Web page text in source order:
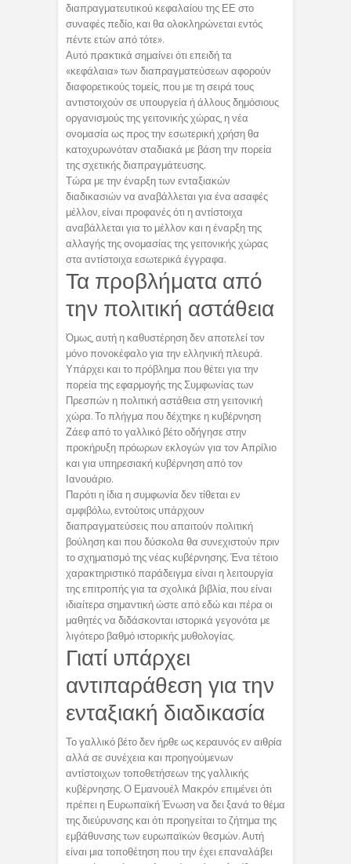
διαπραγματευτικού κεφαλαίου της ΕΕ στο
συναφές πεδίο, και θα ολοκληρώνεται εντός
πέντε ετών από τότε».
Αυτό πρακτικά σημαίνει ότι επειδή τα
«κεφάλαια» των διαπραγματεύσεων αφορούν
διαφορετικούς τομείς, που με τη σειρά τους
αντιστοιχούν σε υπουργεία ή άλλους δημόσιους
οργανισμούς της γειτονικής χώρας, η νέα
ονομασία ως προς την εσωτερική χρήση θα
κατοχυρωνόταν σταδιακά με βάση την πορεία
της σχετικής διαπραγμάτευσης.
Τώρα με την έναρξη των ενταξιακών
διαδικασιών να αναβάλλεται για ένα ασαφές
μέλλον, είναι προφανές ότι η αντίστοιχα
αναβάλλεται για το μέλλον και η έναρξη της
αλλαγής της ονομασίας της γειτονικής χώρας
στα αντίστοιχα εσωτερικά έγγραφα.
Τα προβλήματα από
την πολιτική αστάθεια
Όμως, αυτή η καθυστέρηση δεν αποτελεί τον
μόνο πονοκέφαλο για την ελληνική πλευρά.
Υπάρχει και το πρόβλημα που θέτει για την
πορεία της εφαρμογής της Συμφωνίας των
Πρεσπών η πολιτική αστάθεια στη γειτονική
χώρα. Το πλήγμα που δέχτηκε η κυβέρνηση
Ζάεφ από το γαλλικό βέτο οδήγησε στην
προκήρυξη πρόωρων εκλογών για τον Απρίλιο
και για υπηρεσιακή κυβέρνηση από τον
Ιανουάριο.
Παρότι η ίδια η συμφωνία δεν τίθεται εν
αμφιβόλω, εντούτοις υπάρχουν
διαπραγματεύσεις που απαιτούν πολιτική
βούληση και που δύσκολα θα συνεχιστούν πριν
το σχηματισμό της νέας κυβέρνησης. Ένα τέτοιο
χαρακτηριστικό παράδειγμα είναι η λειτουργία
της επιτροπής για τα σχολικά βιβλία, που είναι
ιδιαίτερα σημαντική ώστε από εδώ και πέρα οι
μαθητές να διδάσκονται ιστορικά γεγονότα με
λιγότερο βαθμό ιστορικής μυθολογίας.
Γιατί υπάρχει
αντιπαράθεση για την
ενταξιακή διαδικασία
Το γαλλικό βέτο δεν ήρθε ως κεραυνός εν αιθρία
αλλά σε συνέχεια και προηγούμενων
αντίστοιχων τοποθετήσεων της γαλλικής
κυβέρνησης. Ο Εμανουέλ Μακρόν επιμένει ότι
πρέπει η Ευρωπαϊκή Ένωση να δει ξανά το θέμα
της διεύρυνσης και ότι προηγείται το ζήτημα της
εμβάθυνσης των ευρωπαϊκών θεσμών. Αυτή
είναι μια τοποθέτηση που την έχει επαναλάβει